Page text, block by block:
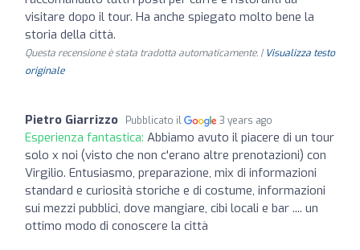
visitare dopo il tour. Ha anche spiegato molto bene la
storia della città.
Questa recensione è stata tradotta automaticamente. | Visualizza testo
originale
Pietro Giarrizzo Pubblicato il 3 years ago
Esperienza fantastica: Abbiamo avuto il piacere di un tour
solo x noi (visto che non c'erano altre prenotazioni) con
Virgilio. Entusiasmo, preparazione, mix di informazioni
standard e curiosità storiche e di costume, informazioni
sui mezzi pubblici, dove mangiare, cibi locali e bar .... un
ottimo modo di conoscere la città